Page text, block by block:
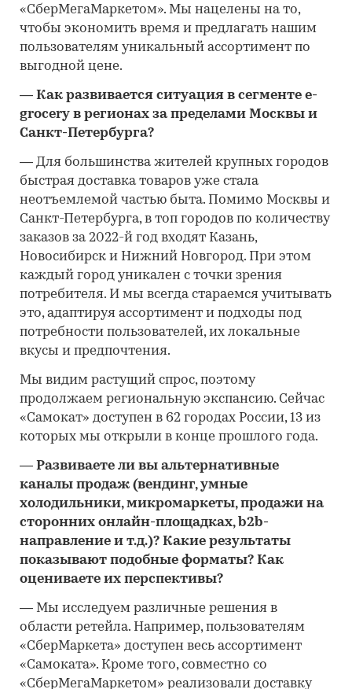
«СберМегаМаркетом». Мы нацелены на то,
чтобы экономить время и предлагать нашим
пользователям уникальный ассортимент по
выгодной цене.
― Как развивается ситуация в сегменте e-
grocery в регионах за пределами Москвы и
Санкт-Петербурга?
― Для большинства жителей крупных городов
быстрая доставка товаров уже стала
неотъемлемой частью быта. Помимо Москвы и
Санкт-Петербурга, в топ городов по количеству
заказов за 2022-й год входят Казань,
Новосибирск и Нижний Новгород. При этом
каждый город уникален с точки зрения
потребителя. И мы всегда стараемся учитывать
это, адаптируя ассортимент и подходы под
потребности пользователей, их локальные
вкусы и предпочтения.
Мы видим растущий спрос, поэтому
продолжаем региональную экспансию. Сейчас
«Самокат» доступен в 62 городах России, 13 из
которых мы открыли в конце прошлого года.
― Развиваете ли вы альтернативные
каналы продаж (вендинг, умные
холодильники, микромаркеты, продажи на
сторонних онлайн-площадках, b2b-
направление и т.д.)? Какие результаты
показывают подобные форматы? Как
оцениваете их перспективы?
― Мы исследуем различные решения в
области ретейла. Например, пользователям
«СберМаркета» доступен весь ассортимент
«Самоката». Кроме того, совместно со
«СберМегаМаркетом» реализовали доставку